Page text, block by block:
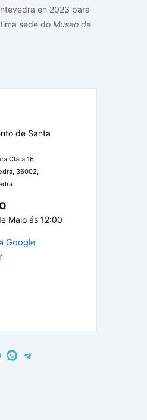
en 2023 para
sede do Museo de
de Santa
Clara 16,
36002,
Maio ás 12:00
Google